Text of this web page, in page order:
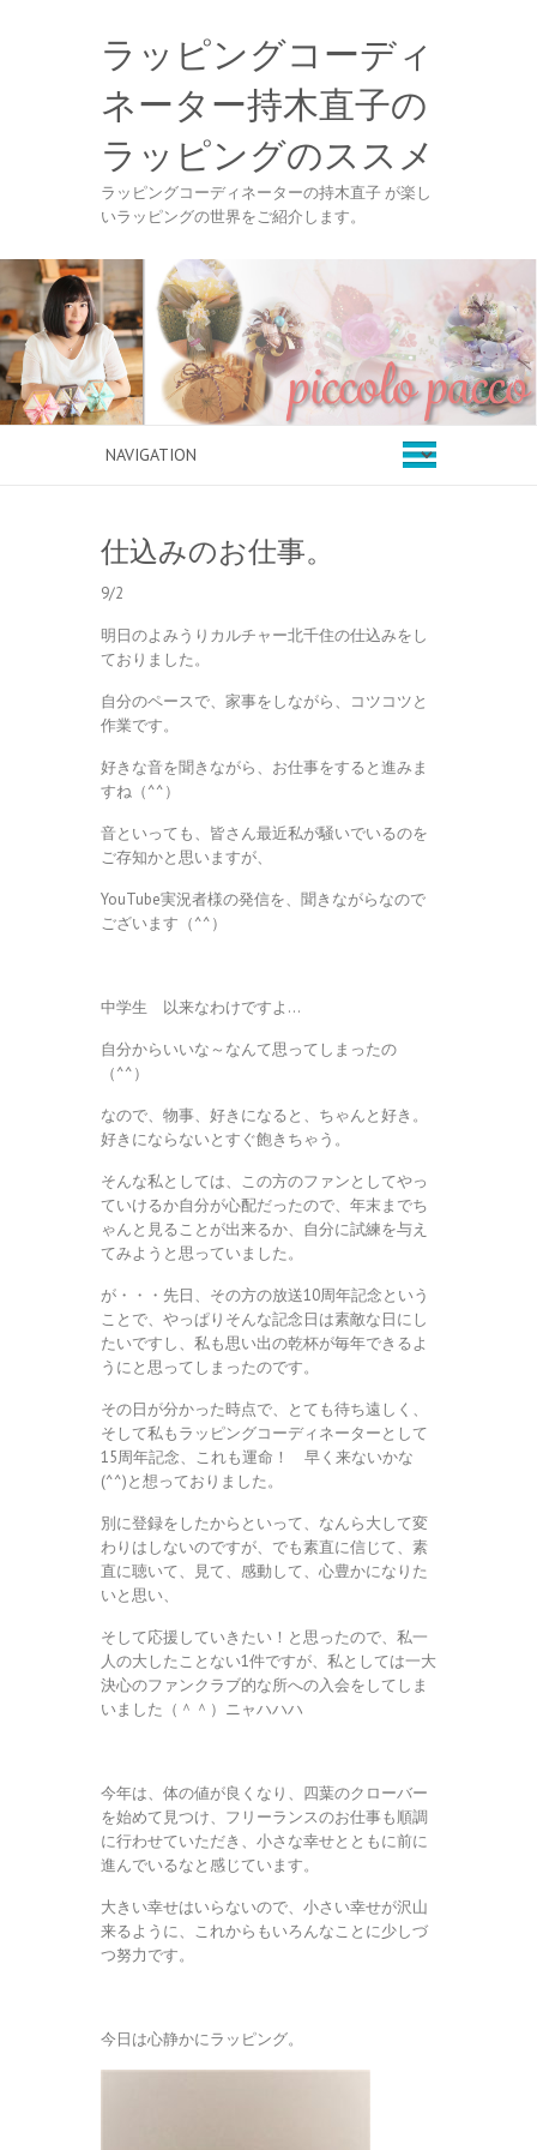
ラッピングコーディ
ネーター持木直子の
ラッピングのススメ
ラッピングコーディネーターの持木直子 が楽し
いラッピングの世界をご紹介します。
仕込みのお仕事。
9/2
明日のよみうりカルチャー北千住の仕込みをし
ておりました。
自分のペースで、家事をしながら、コツコツと
作業です。
好きな音を聞きながら、お仕事をすると進みま
すね（^^）
音といっても、皆さん最近私が騒いでいるのを
ご存知かと思いますが、
YouTube実況者様の発信を、聞きながらなので
ございます（^^）
中学生 以来なわけですよ…
自分からいいな～なんて思ってしまったの
（^^）
なので、物事、好きになると、ちゃんと好き。
好きにならないとすぐ飽きちゃう。
そんな私としては、この方のファンとしてやっ
ていけるか自分が心配だったので、年末までち
ゃんと見ることが出来るか、自分に試練を与え
てみようと思っていました。
が・・・先日、その方の放送10周年記念という
ことで、やっぱりそんな記念日は素敵な日にし
たいですし、私も思い出の乾杯が毎年できるよ
うにと思ってしまったのです。
その日が分かった時点で、とても待ち遠しく、
そして私もラッピングコーディネーターとして
15周年記念、これも運命！ 早く来ないかな
(^^)と想っておりました。
別に登録をしたからといって、なんら大して変
わりはしないのですが、でも素直に信じて、素
直に聴いて、見て、感動して、心豊かになりた
いと思い、
そして応援していきたい！と思ったので、私一
人の大したことない1件ですが、私としては一大
決心のファンクラブ的な所への入会をしてしま
いました（＾＾）ニャハハハ
今年は、体の値が良くなり、四葉のクローバー
を始めて見つけ、フリーランスのお仕事も順調
に行わせていただき、小さな幸せとともに前に
進んでいるなと感じています。
大きい幸せはいらないので、小さい幸せが沢山
来るように、これからもいろんなことに少しづ
つ努力です。
今日は心静かにラッピング。